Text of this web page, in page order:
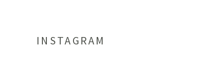
INSTAGRAM